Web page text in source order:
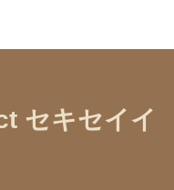
セキセイイ